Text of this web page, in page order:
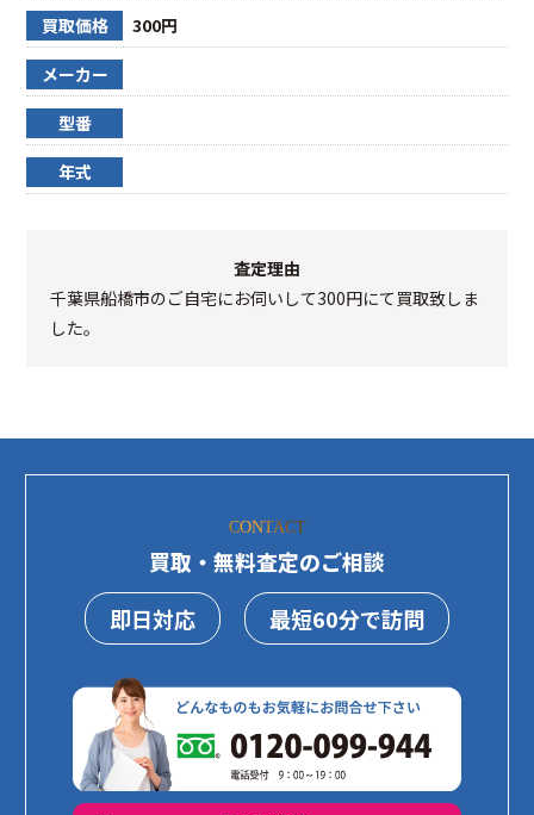
買取価格 300円
メーカー
型番
年式
査定理由
千葉県船橋市のご自宅にお伺いして300円にて買取致しま
した。
CONTACT
買取・無料査定のご相談
即日対応
最短60分で訪問